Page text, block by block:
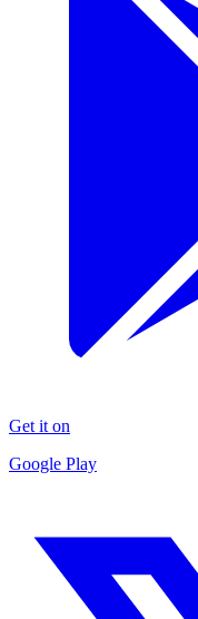
Get it on
Google Play